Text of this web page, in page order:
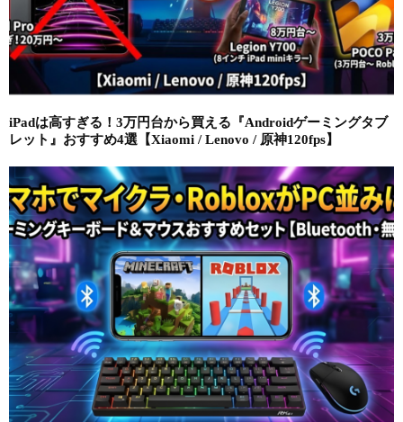
iPadは高すぎる！3万円台から買える『Androidゲーミングタブ
レット』おすすめ4選【Xiaomi / Lenovo / 原神120fps】